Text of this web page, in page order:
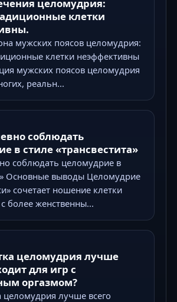
целомудрия:
клетки
мужских поясов целомудрия:
клетки неэффективны
мужских поясов целомудрия
реальн...
соблюдать
в стиле «трансвестита»
соблюдать целомудрие в
Основные выводы Целомудрие
сочетает ношение клетки
более женственны...
целомудрия лучше
для игр с
оргазмом?
целомудрия лучше всего